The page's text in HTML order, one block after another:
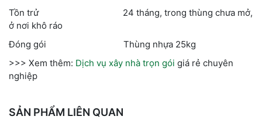
Tồn trử 24 tháng, trong thùng chưa mở,
ở nơi khô ráo
Đóng gói Thùng nhựa 25kg
>>> Xem thêm: Dịch vụ xây nhà trọn gói giá rẻ chuyên
nghiệp
SẢN PHẨM LIÊN QUAN